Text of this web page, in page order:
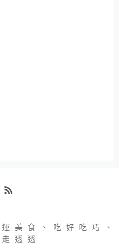
美食、吃好吃巧、
透透